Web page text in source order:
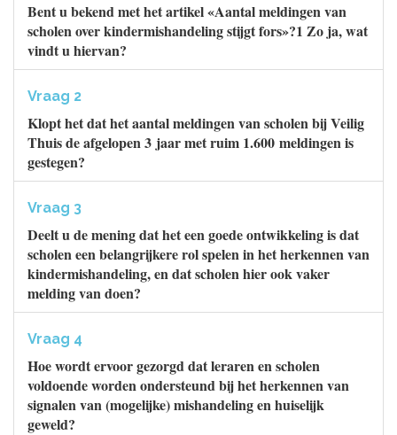
Bent u bekend met het artikel «Aantal meldingen van
scholen over kindermishandeling stijgt fors»?1 Zo ja, wat
vindt u hiervan?
Vraag 2
Klopt het dat het aantal meldingen van scholen bij Veilig
Thuis de afgelopen 3 jaar met ruim 1.600 meldingen is
gestegen?
Vraag 3
Deelt u de mening dat het een goede ontwikkeling is dat
scholen een belangrijkere rol spelen in het herkennen van
kindermishandeling, en dat scholen hier ook vaker
melding van doen?
Vraag 4
Hoe wordt ervoor gezorgd dat leraren en scholen
voldoende worden ondersteund bij het herkennen van
signalen van (mogelijke) mishandeling en huiselijk
geweld?